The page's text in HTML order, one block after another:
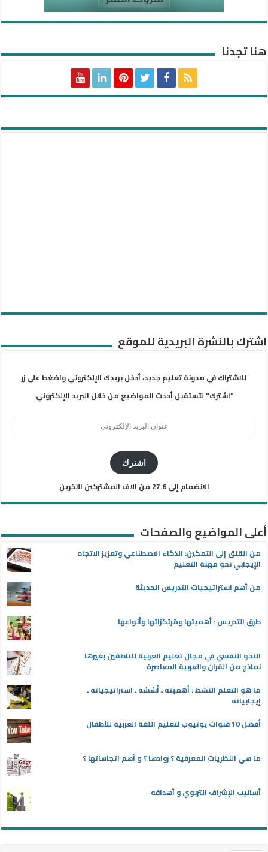
هنا تجدنا
اشترك بالنشرة البريدية للموقع
للاشتراك في مدونة تعليم جديد، أدخل بريدك الإلكتروني واضغط على زر
"اشترك" لتستقبل أحدث المواضيع من خلال البريد الإلكتروني.
اشترك
الانضمام إلى 27.6 من آلاف المشتركين الآخرين
أعلى المواضيع والصفحات
من القلق إلى التمكين: الذكاء الاصطناعي وتعزيز الاتجاه
الإيجابي نحو مهنة التعليم
من أهم استراتيجيات التدريس الحديثة
طرق التدريس : أهميتها ومُرتكزاتها وأنواعها
النحو النفسي في مجال تعليم العربية للناطقين بغيرها
نماذج من القرآن والعربية المعاصرة
ما هو التعلم النشط : أهميته ـ أسُسُه ـ استراتيجياته ـ
إيجابياته
أفضل 10 قنوات يوتيوب لتعليم اللغة العربية للأطفال
ما هي النظريات المعرفية ؟ روادها ؟ و أهم اتجاهاتها ؟
أساليب الإشراف التربوي و أهدافه